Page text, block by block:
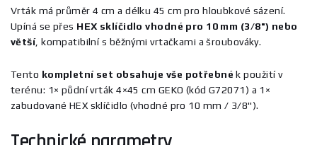
Vrták má průměr 4 cm a délku 45 cm pro hloubkové sázení.
Upíná se přes HEX sklíčidlo vhodné pro 10 mm (3/8") nebo
větší, kompatibilní s běžnými vrtačkami a šroubováky.
Tento kompletní set obsahuje vše potřebné k použití v
terénu: 1× půdní vrták 4×45 cm GEKO (kód G72071) a 1×
zabudované HEX sklíčidlo (vhodné pro 10 mm / 3/8").